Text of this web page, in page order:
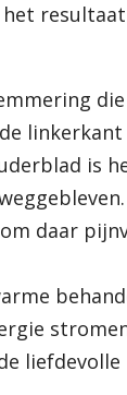
het
linkerkant
is
daar
liefdevolle